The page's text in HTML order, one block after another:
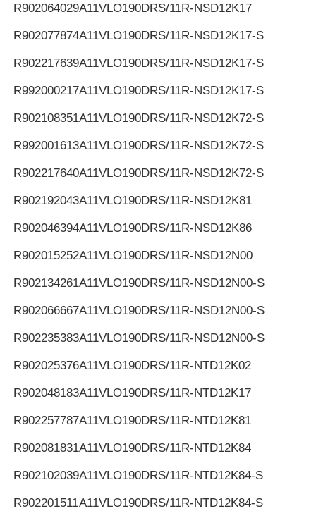
R902064029A11VLO190DRS/11R-NSD12K17
R902077874A11VLO190DRS/11R-NSD12K17-S
R902217639A11VLO190DRS/11R-NSD12K17-S
R992000217A11VLO190DRS/11R-NSD12K17-S
R902108351A11VLO190DRS/11R-NSD12K72-S
R992001613A11VLO190DRS/11R-NSD12K72-S
R902217640A11VLO190DRS/11R-NSD12K72-S
R902192043A11VLO190DRS/11R-NSD12K81
R902046394A11VLO190DRS/11R-NSD12K86
R902015252A11VLO190DRS/11R-NSD12N00
R902134261A11VLO190DRS/11R-NSD12N00-S
R902066667A11VLO190DRS/11R-NSD12N00-S
R902235383A11VLO190DRS/11R-NSD12N00-S
R902025376A11VLO190DRS/11R-NTD12K02
R902048183A11VLO190DRS/11R-NTD12K17
R902257787A11VLO190DRS/11R-NTD12K81
R902081831A11VLO190DRS/11R-NTD12K84
R902102039A11VLO190DRS/11R-NTD12K84-S
R902201511A11VLO190DRS/11R-NTD12K84-S